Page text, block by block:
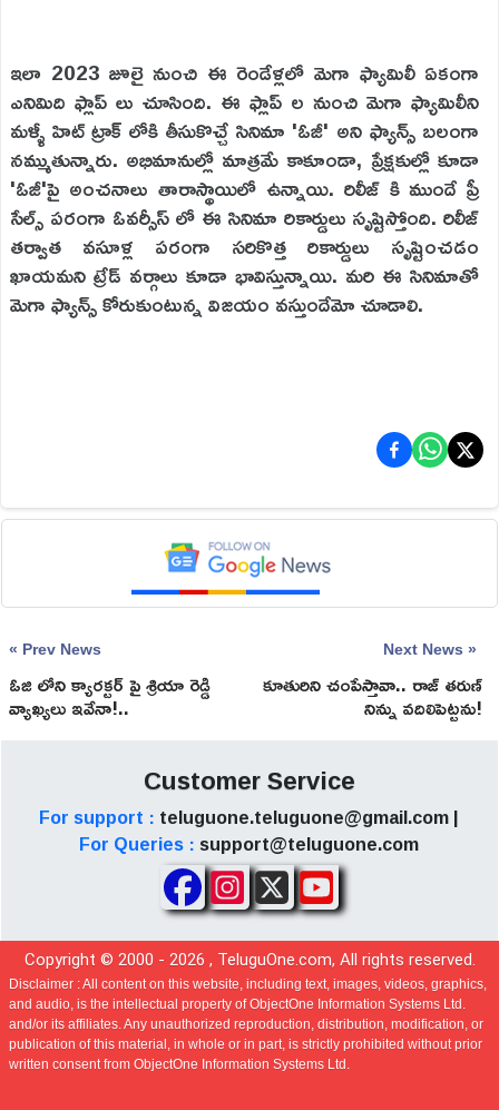
ఇలా 2023 జూలై నుంచి ఈ రెండేళ్లలో మెగా ఫ్యామిలీ ఏకంగా
ఎనిమిది ఫ్లాప్ లు చూసింది. ఈ ఫ్లాప్ ల నుంచి మెగా ఫ్యామిలీని
మళ్ళీ హిట్ ట్రాక్ లోకి తీసుకొచ్చే సినిమా 'ఓజీ' అని ఫ్యాన్స్ బలంగా
నమ్ముతున్నారు. అభిమానుల్లో మాత్రమే కాకూండా, ప్రేక్షకుల్లో కూడా
'ఓజీ'పై అంచనాలు తారాస్థాయిలో ఉన్నాయి. రిలీజ్ కి ముందే ప్రీ
సేల్స్ పరంగా ఓవర్సీస్ లో ఈ సినిమా రికార్డులు సృష్టిస్తోంది. రిలీజ్
తర్వాత వసూళ్ల పరంగా సరికొత్త రికార్డులు సృష్టించడం
ఖాయమని ట్రేడ్ వర్గాలు కూడా భావిస్తున్నాయి. మరి ఈ సినిమాతో
మెగా ఫ్యాన్స్ కోరుకుంటున్న విజయం వస్తుందేమో చూడాలి.
« Prev News
ఓజి లోని క్యారక్టర్ పై శ్రియా రెడ్డి
వ్యాఖ్యలు ఇవేనా!..
Next News »
కూతురిని చంపేస్తావా.. రాజ్ తరుణ్
నిన్ను వదిలిపెట్టను!
Customer Service
For support : teluguone.teluguone@gmail.com |
For Queries : support@teluguone.com
Copyright © 2000 - 2026 , TeluguOne.com, All rights reserved.
Disclaimer :All content on this website, including text, images, videos, graphics,
and audio, is the intellectual property of ObjectOne Information Systems Ltd.
and/or its affiliates. Any unauthorized reproduction, distribution, modification, or
publication of this material, in whole or in part, is strictly prohibited without prior
written consent from ObjectOne Information Systems Ltd.